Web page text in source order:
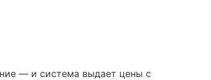
— и система выдает цены с